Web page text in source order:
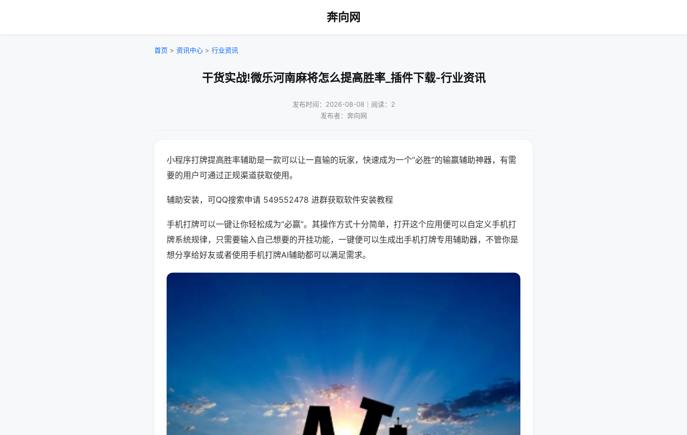
奔向网
首页 > 资讯中心 > 行业资讯
干货实战!微乐河南麻将怎么提高胜率_插件下载-行业资讯
发布时间：2026-08-08｜阅读：2
发布者：奔向网
小程序打牌提高胜率辅助是一款可以让一直输的玩家，快速成为一个“必胜”的输赢辅助神器，有需
要的用户可通过正规渠道获取使用。
辅助安装，可QQ搜索申请 549552478 进群获取软件安装教程
手机打牌可以一键让你轻松成为“必赢”。其操作方式十分简单，打开这个应用便可以自定义手机打
牌系统规律，只需要输入自己想要的开挂功能，一键便可以生成出手机打牌专用辅助器，不管你是
想分享给好友或者使用手机打牌AI辅助都可以满足需求。